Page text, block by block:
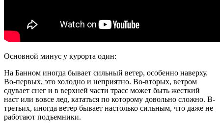
Основной минус у курорта один:
На Банном иногда бывает сильный ветер, особенно наверху.
Во-первых, это холодно и неприятно. Во-вторых, ветром
сдувает снег и в верхней части трасс может быть жесткий
наст или вовсе лед, кататься по которому довольно сложно. В-
третьих, иногда ветер бывает настолько сильным, что даже не
работают подъемники.